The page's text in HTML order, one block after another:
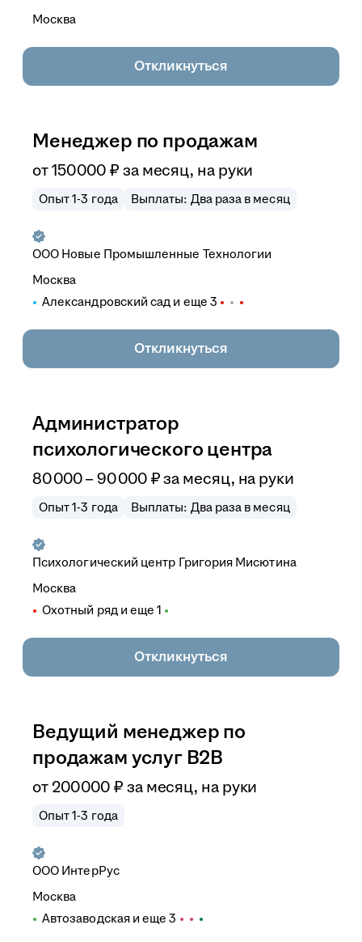
Москва
Откликнуться
Менеджер по продажам
от150 000 ₽ за месяц, на руки
Опыт 1-3 года Выплаты: Два раза в месяц
ООО Новые Промышленные Технологии
Москва
Александровский сад и еще 3
Откликнуться
Администратор
психологического центра
80 000–90 000 ₽ за месяц, на руки
Опыт 1-3 года Выплаты: Два раза в месяц
Психологический центр Григория Мисютина
Москва
Охотный ряд и еще 1
Откликнуться
Ведущий менеджер по
продажам услуг B2B
от 200 000 ₽ за месяц, на руки
Опыт 1-3 года
ООО ИнтерРус
Москва
Автозаводская и еще 3